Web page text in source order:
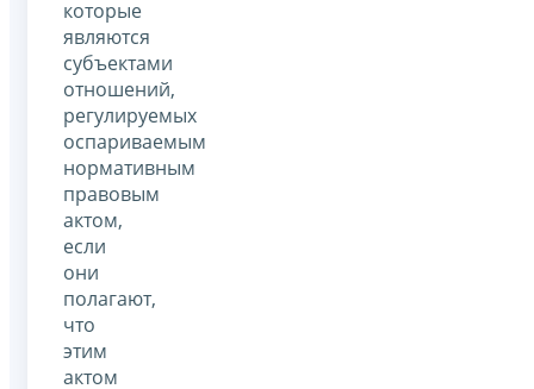
которые
являются
субъектами
отношений,
регулируемых
оспариваемым
нормативным
правовым
актом,
если
они
полагают,
что
этим
актом